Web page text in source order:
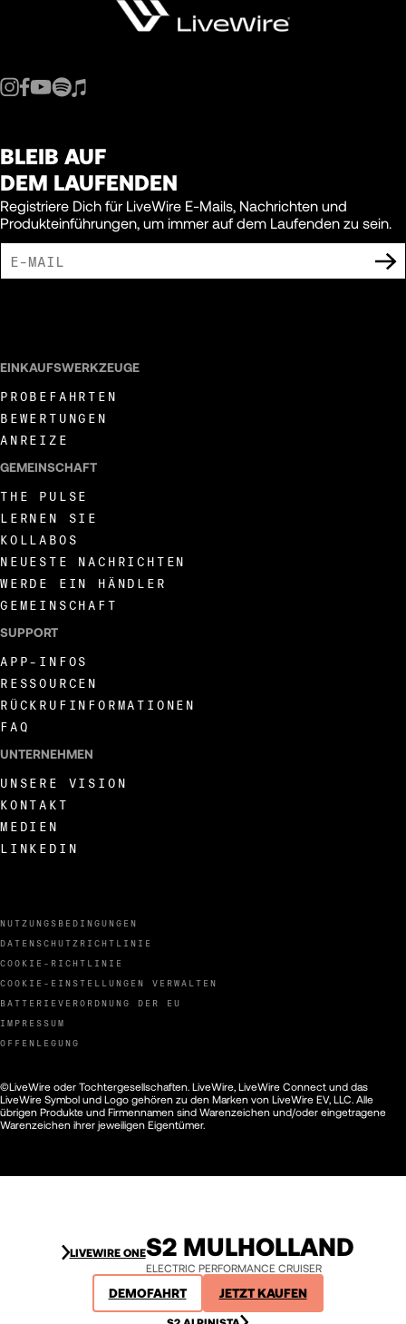
LIVEWIRE ONES2 MULHOLLAND
ELECTRIC PERFORMANCE CRUISER
DEMOFAHRT JETZT KAUFEN
BLEIB AUF
DEM LAUFENDEN
Registriere Dich für LiveWire E-Mails, Nachrichten und
Produkteinführungen, um immer auf dem Laufenden zu sein.
NUTZUNGSBEDINGUNGEN
DATENSCHUTZRICHTLINIE
COOKIE-RICHTLINIE
COOKIE-EINSTELLUNGEN VERWALTEN
BATTERIEVERORDNUNG DER EU
IMPRESSUM
OFFENLEGUNG
EINKAUFSWERKZEUGE
PROBEFAHRTEN
BEWERTUNGEN
ANREIZE
GEMEINSCHAFT
THE PULSE
LERNEN SIE
KOLLABOS
NEUESTE NACHRICHTEN
WERDE EIN HÄNDLER
GEMEINSCHAFT
SUPPORT
APP-INFOS
RESSOURCEN
RÜCKRUFINFORMATIONEN
FAQ
UNTERNEHMEN
UNSERE VISION
KONTAKT
MEDIEN
LINKEDIN
©LiveWire oder Tochtergesellschaften. LiveWire, LiveWire Connect und das
LiveWire Symbol und Logo gehören zu den Marken von LiveWire EV, LLC. Alle
übrigen Produkte und Firmennamen sind Warenzeichen und/oder eingetragene
Warenzeichen ihrer jeweiligen Eigentümer.